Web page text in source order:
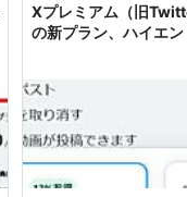
Xプレミアム（旧
の新プラン、ハイエ